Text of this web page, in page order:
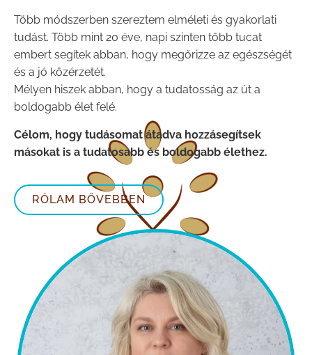
Több módszerben szereztem elméleti és gyakorlati
tudást. Több mint 20 éve, napi szinten több tucat
embert segítek abban, hogy megőrizze az egészségét
és a jó közérzetét.
Mélyen hiszek abban, hogy a tudatosság az út a
boldogabb élet felé.
Célom, hogy tudásomat átadva hozzásegítsek
másokat is a tudatosabb és boldogabb élethez.
RÓLAM BŐVEBBEN